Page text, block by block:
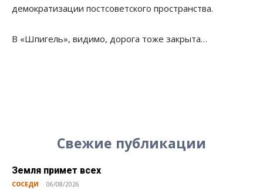
демократизации постсоветского пространства.
В «Шпигель», видимо, дорога тоже закрыта…
Свежие публикации
Земля примет всех
СОСЕДИ 06/08/2026